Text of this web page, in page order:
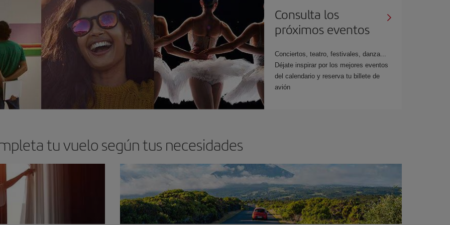
Consulta los
próximos eventos
Conciertos, teatro, festivales, danza...
Déjate inspirar por los mejores eventos
del calendario y reserva tu billete de
avión
tu vuelo según tus necesidades